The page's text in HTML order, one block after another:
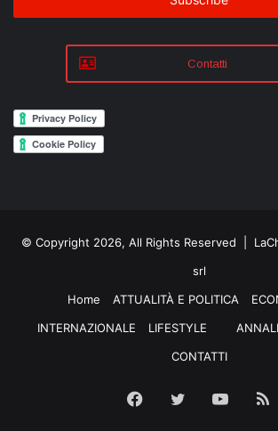
Contatti
© Copyright 2026, All Rights Reserved |
srl
Home
ATTUALITÀ E POLITICA
INTERNAZIONALE
LIFESTYLE
CONTATTI
Facebook
Twitter